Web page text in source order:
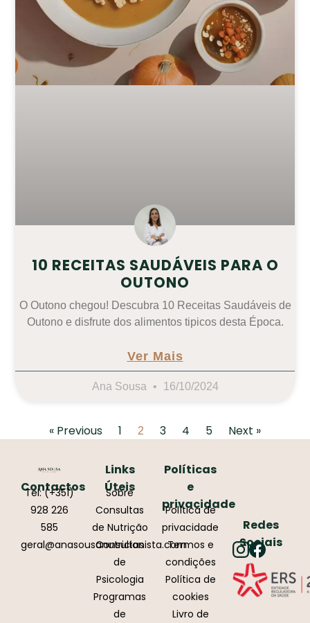
10 RECEITAS SAUDÁVEIS PARA O
OUTONO
O Outono chegou! Descubra 10 Receitas Saudáveis de
Outono e disfrute dos alimentos tipicos desta Época.
Ver Mais
Ana Sousa 16/10/2024
« Previous 1 2 3 4 5 Next »
Contactos
Tel: (+351)
928 226
585
geral@anasousanutricionista.com
Links
Úteis
Sobre
Consultas
de Nutrição
Consultas
de
Psicologia
Programas
de
Políticas
e
privacidade
Política de
privacidade
Termos e
condições
Política de
cookies
Livro de
Redes
Sociais